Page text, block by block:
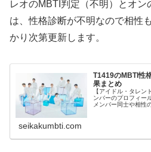
レオのMBTI判定（不明）とオ
は、性格診断が不明なので相性
かり次第更新します。
T1419のMBTI性
果まとめ
【アイドル・タレ
ンバーのプロフィー
メンバー同士や相性
seikakumbti.com